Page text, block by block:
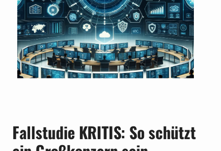
Fallstudie KRITIS: So schützt